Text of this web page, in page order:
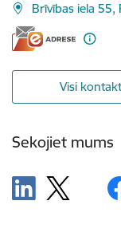
Brīvības iela 55,
Visi
Sekojiet mums